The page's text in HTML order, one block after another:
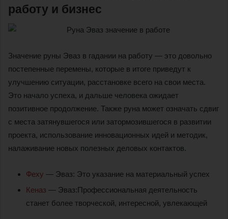
работу и бизнес
Значение руны Эваз в гадании на работу — это довольно
постепенные перемены, которые в итоге приведут к
улучшению ситуации, расстановке всего на свои места.
Это начало успеха, и дальше человека ожидает
позитивное продолжение. Также руна может означать сдвиг
с места затянувшегося или затормозившегося в развитии
проекта, использование инновационных идей и методик,
налаживание новых полезных деловых контактов.
Феху — Эваз: Это указание на материальный успех
Кеназ — Эваз:Профессиональная деятельность
станет более творческой, интересной, увлекающей